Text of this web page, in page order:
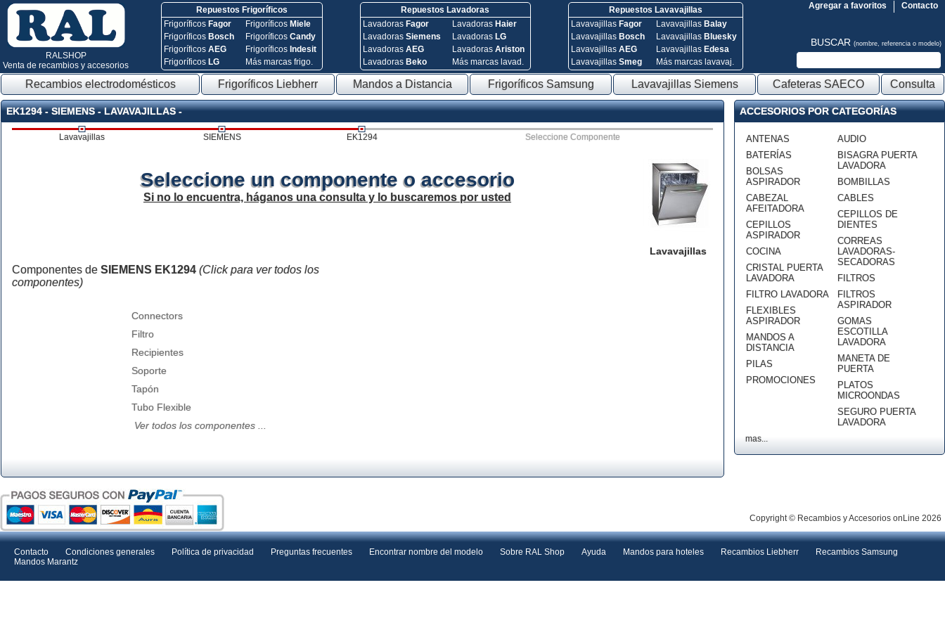
RALSHOP
Venta de recambios y accesorios
Repuestos Frigoríficos
Frigoríficos Fagor
Frigoríficos Bosch
FrigoríficosAEG
Frigoríficos LG
Frigoríficos Miele
FrigoríficosCandy
Frigoríficos Indesit
Más marcas frigo.
Repuestos Lavadoras
Lavadoras Fagor
Lavadoras Siemens
Lavadoras AEG
Lavadoras Beko
Lavadoras Haier
Lavadoras LG
Lavadoras Ariston
Más marcas lavad.
Repuestos Lavavajillas
Lavavajillas Fagor
Lavavajillas Bosch
Lavavajillas AEG
Lavavajillas Smeg
Lavavajillas Balay
Lavavajillas Bluesky
Lavavajillas Edesa
Más marcas lavavaj.
Contacto
Agregar a favoritos
BUSCAR (nombre, referencia o modelo)
Recambios electrodomésticos Frigoríficos Liebherr Mandos a Distancia Frigoríficos Samsung Lavavajillas Siemens Cafeteras SAECO Consulta
EK1294 - SIEMENS - LAVAVAJILLAS -
Lavavajillas SIEMENS EK1294 Seleccione Componente
Lavavajillas
Seleccione un componente o accesorio
Si no lo encuentra, háganos una consulta y lo buscaremos por usted
Componentes de SIEMENS EK1294 (Click para ver todos los
componentes)
Connectors
Filtro
Recipientes
Soporte
Tapón
Tubo Flexible
Ver todos los componentes ...
ACCESORIOS POR CATEGORÍAS
ANTENAS
BATERÍAS
BOLSAS
ASPIRADOR
CABEZAL
AFEITADORA
CEPILLOS
ASPIRADOR
COCINA
CRISTAL PUERTA
LAVADORA
FILTRO LAVADORA
FLEXIBLES
ASPIRADOR
MANDOS A
DISTANCIA
PILAS
PROMOCIONES
AUDIO
BISAGRA PUERTA
LAVADORA
BOMBILLAS
CABLES
CEPILLOS DE
DIENTES
CORREAS
LAVADORAS-
SECADORAS
FILTROS
FILTROS
ASPIRADOR
GOMAS
ESCOTILLA
LAVADORA
MANETA DE
PUERTA
PLATOS
MICROONDAS
SEGURO PUERTA
LAVADORA
mas...
Copyright © Recambios y Accesorios onLine 2026
Contacto Condiciones generales Política de privacidad Preguntas frecuentes Encontrar nombre del modelo Sobre RAL Shop Ayuda Mandos para hoteles Recambios Liebherr
Recambios Samsung
Mandos Marantz